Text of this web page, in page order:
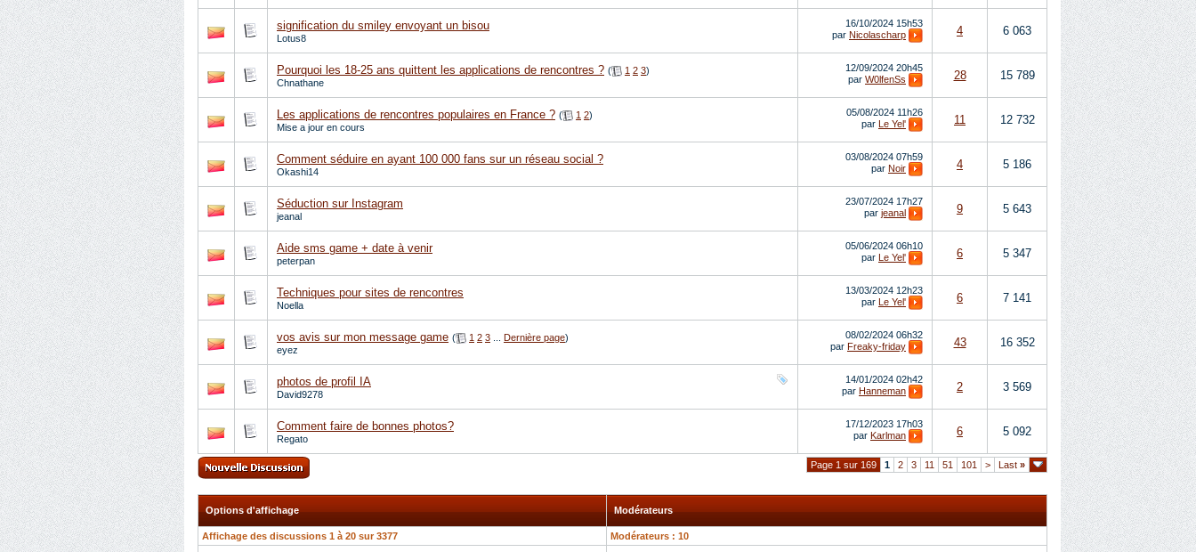
signification du smiley envoyant un bisou
Lotus8
16/10/2024 15h53
par Nicolascharp 4 6 063
Pourquoi les 18-25 ans quittent les applications de rencontres ? ( 1 2 3)
Chnathane
12/09/2024 20h45
par W0lfenSs 28 15 789
Les applications de rencontres populaires en France ? ( 1 2)
Mise a jour en cours
05/08/2024 11h26
par Le Yel' 11 12 732
Comment séduire en ayant 100 000 fans sur un réseau social ?
Okashi14
03/08/2024 07h59
par Noir 4 5 186
Séduction sur Instagram
jeanal
23/07/2024 17h27
par jeanal 9 5 643
Aide sms game + date à venir
peterpan
05/06/2024 06h10
par Le Yel' 6 5 347
Techniques pour sites de rencontres
Noella
13/03/2024 12h23
par Le Yel' 6 7 141
vos avis sur mon message game ( 1 2 3 Dernière page)
eyez
08/02/2024 06h32
par Freaky-friday 43 16 352
photos de profil IA
David9278
14/01/2024 02h42
par Hanneman 2 3 569
Comment faire de bonnes photos?
Regato
17/12/2023 17h03
par Karlman 6 5 092
Page 1 sur 169 1 2 3 11 51 101 > Last »
Options d'affichage Modérateurs
Affichage des discussions 1 à 20 sur 3377 Modérateurs : 10